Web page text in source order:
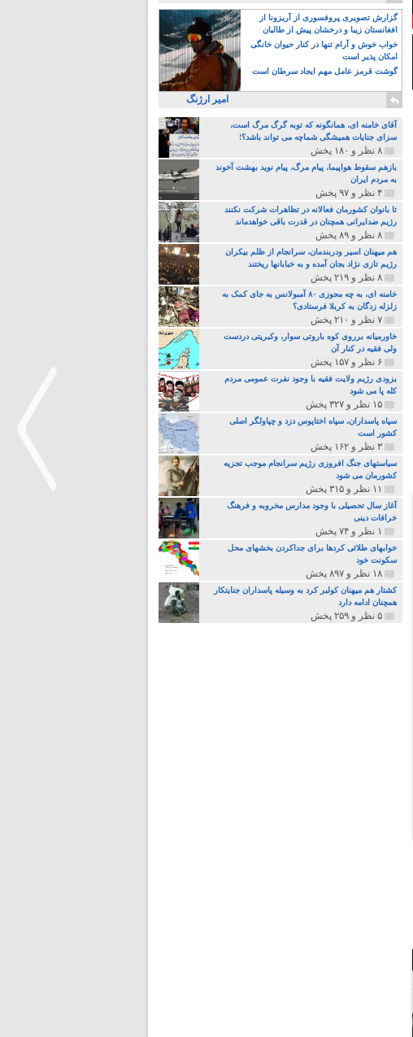
گزارش تصویری پروفسوری از آریزونا از
افغانستان زیبا و درخشان پیش از طالبان
خواب خوش و آرام تنها در کنار حیوان خانگی
امکان پذیر است
گوشت قرمز عامل مهم ایجاد سرطان است
امیر ارژنگ
آقای خامنه ای، همانگونه که توبه گرگ مرگ است،
سزای جنایات همیشگی شماچه می تواند باشد؟!
۸ نظر و ۱۸۰ پخش
بازهم سقوط هواپیما، پیام مرگ، پیام نوید بهشت آخوند
به مردم ایران
۴ نظر و ۹۷ پخش
تا بانوان کشورمان فعالانه در تظاهرات شرکت نکنند
رژیم ضدایرانی همچنان در قدرت باقی خواهدماند
۸ نظر و ۸۹ پخش
هم میهنان اسیر ودربندمان، سرانجام از ظلم بیکران
رژیم تازی نژاد بجان آمده و به خبابانها ریختند
۸ نظر و ۲۱۹ پخش
خامنه ای، به چه مجوزی ۸۰ آمبولانس به جای کمک به
زلزله زدگان به کربلا فرستادی؟
۷ نظر و ۲۱۰ پخش
خاورمیانه برروی کوه باروتی سوار، وکبریتی دردست
ولی فقیه در کنار آن
۶ نظر و ۱۵۷ پخش
بزودی رژیم ولایت فقیه با وجود نفرت عمومی مردم
کله پا می شود
۱۵ نظر و ۳۲۷ پخش
سپاه پاسداران، سپاه اختاپوس دزد و چپاولگر اصلی
کشور است
۳ نظر و ۱۶۲ پخش
سیاستهای جنگ افروزی رژیم سرانجام موجب تجزیه
کشورمان می شود
۱۱ نظر و ۳۱۵ پخش
آغاز سال تحصیلی با وجود مدارس مخروبه و فرهنگ
خرافات دینی
۱ نظر و ۷۴ پخش
خوابهای طلائی کردها برای جداکردن بخشهای محل
سکونت خود
۱۸ نظر و ۸۹۷ پخش
کشتار هم میهنان کولبر کرد به وسیله پاسداران جنایتکار
همچنان ادامه دارد
۵ نظر و ۲۵۹ پخش